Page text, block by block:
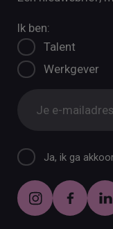
Ik ben:
Talent
Werkgever
Ja, ik ga